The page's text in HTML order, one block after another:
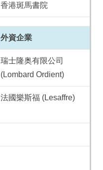
香港斑馬書院
外資企業
瑞士隆奥有限公司
(Lombard Ordient)
法國樂斯福 (Lesaffre)